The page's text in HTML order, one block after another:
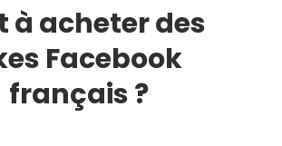
à acheter des
Facebook
français ?